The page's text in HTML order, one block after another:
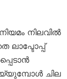
നിലവിൽ
ലാപ്ടോപ്പ്
ചില